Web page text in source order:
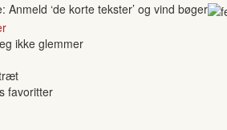
Anmeld ‘de korte tekster’ og vind bøger
ikke glemmer
favoritter